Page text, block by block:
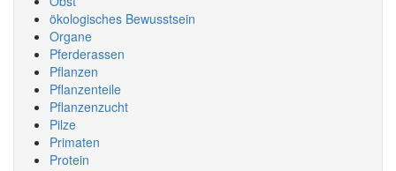
ökologisches Bewusstsein
Organe
Pferderassen
Pflanzen
Pflanzenteile
Pflanzenzucht
Pilze
Primaten
Protein